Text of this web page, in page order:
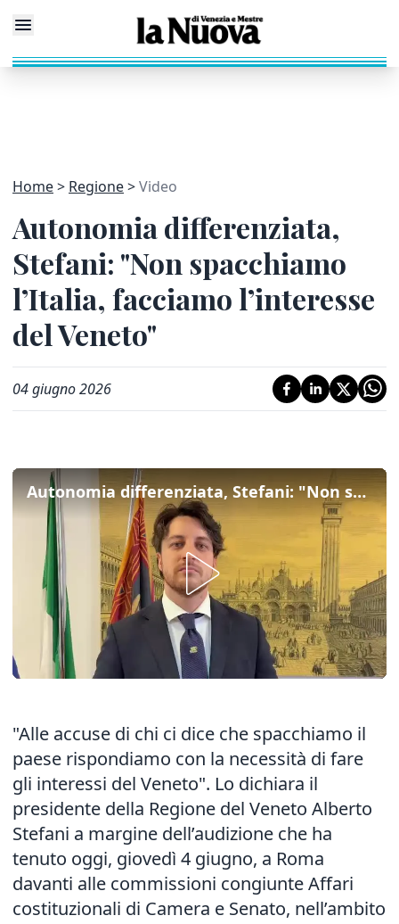
Home Regione Video
Autonomia differenziata,
Stefani: "Non spacchiamo
l’Italia, facciamo l’interesse
del Veneto"
04 giugno 2026
Autonomia differenziata, Stefani: "Non spacchiamo l’Italia, facciamo l’interesse del Veneto"
"Alle accuse di chi ci dice che spacchiamo il
paese rispondiamo con la necessità di fare
gli interessi del Veneto". Lo dichiara il
presidente della Regione del Veneto Alberto
Stefani a margine dell’audizione che ha
tenuto oggi, giovedì 4 giugno, a Roma
davanti alle commissioni congiunte Affari
costituzionali di Camera e Senato, nell’ambito